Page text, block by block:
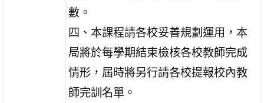
數。
四、本課程請各校妥善規劃運用，本
局將於每學期結束檢核各校教師完成
情形，屆時將另行請各校提報校內教
師完訓名單。